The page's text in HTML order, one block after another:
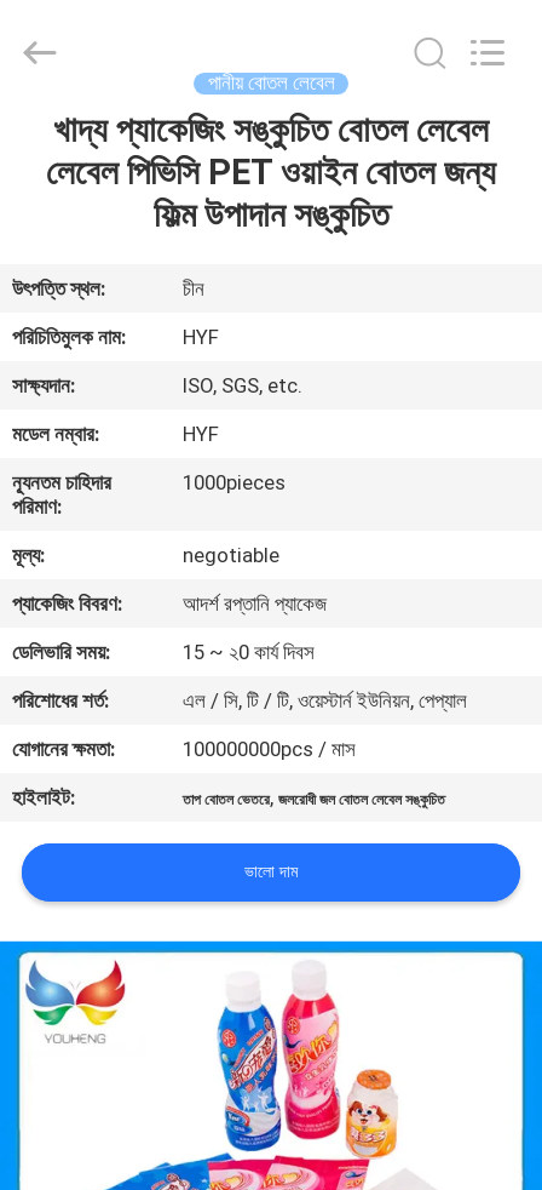
ভিডিও
সম্পর্কে
কারখানা
মান
নিয়ন্ত্রণ
করুন
খবর
জন্য
আবেদন
ম্যাপ
পানীয় বোতল লেবেল
খাদ্য প্যাকেজিং সঙ্কুচিত বোতল লেবেল
লেবেল পিভিসি PET ওয়াইন বোতল জন্য
ফিল্ম উপাদান সঙ্কুচিত
উৎপত্তি স্থল:
চীন
পরিচিতিমুলক নাম:
HYF
সাক্ষ্যদান:
ISO, SGS, etc.
মডেল নম্বার:
HYF
ন্যূনতম চাহিদার
পরিমাণ:
1000pieces
মূল্য:
negotiable
প্যাকেজিং বিবরণ:
আদর্শ রপ্তানি প্যাকেজ
ডেলিভারি সময়:
15 ~ ২0 কার্য দিবস
পরিশোধের শর্ত:
এল / সি, টি / টি, ওয়েস্টার্ন ইউনিয়ন, পেপ্যাল
যোগানের ক্ষমতা:
100000000pcs / মাস
হাইলাইট:
তাপ বোতল ভেতরে,জলরোধী জল বোতল লেবেল সঙ্কুচিত
ভালো দাম